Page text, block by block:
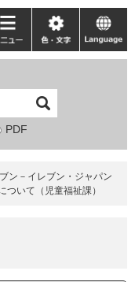
PDF
色・
文
language
ン－イレブン・ジャパン
いて（児童福祉課）